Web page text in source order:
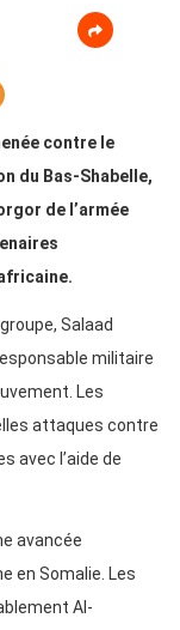
contre le
du Bas-Shabelle,
de l’armée
Salaad
militaire
Les
attaques contre
avec l’aide de
avancée
en Somalie. Les
Al-